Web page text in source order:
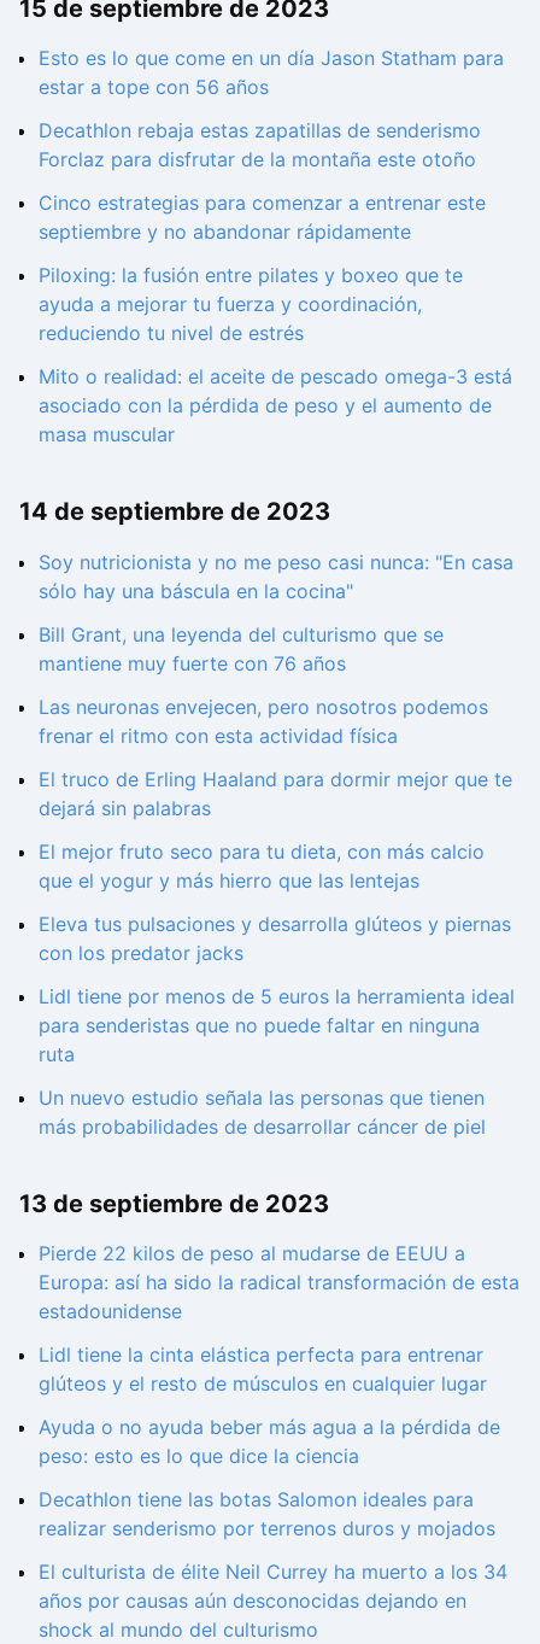
15 de septiembre de 2023
Esto es lo que come en un día Jason Statham para
estar a tope con 56 años
Decathlon rebaja estas zapatillas de senderismo
Forclaz para disfrutar de la montaña este otoño
Cinco estrategias para comenzar a entrenar este
septiembre y no abandonar rápidamente
Piloxing: la fusión entre pilates y boxeo que te
ayuda a mejorar tu fuerza y coordinación,
reduciendo tu nivel de estrés
Mito o realidad: el aceite de pescado omega-3 está
asociado con la pérdida de peso y el aumento de
masa muscular
14 de septiembre de 2023
Soy nutricionista y no me peso casi nunca: "En casa
sólo hay una báscula en la cocina"
Bill Grant, una leyenda del culturismo que se
mantiene muy fuerte con 76 años
Las neuronas envejecen, pero nosotros podemos
frenar el ritmo con esta actividad física
El truco de Erling Haaland para dormir mejor que te
dejará sin palabras
El mejor fruto seco para tu dieta, con más calcio
que el yogur y más hierro que las lentejas
Eleva tus pulsaciones y desarrolla glúteos y piernas
con los predator jacks
Lidl tiene por menos de 5 euros la herramienta ideal
para senderistas que no puede faltar en ninguna
ruta
Un nuevo estudio señala las personas que tienen
más probabilidades de desarrollar cáncer de piel
13 de septiembre de 2023
Pierde 22 kilos de peso al mudarse de EEUU a
Europa: así ha sido la radical transformación de esta
estadounidense
Lidl tiene la cinta elástica perfecta para entrenar
glúteos y el resto de músculos en cualquier lugar
Ayuda o no ayuda beber más agua a la pérdida de
peso: esto es lo que dice la ciencia
Decathlon tiene las botas Salomon ideales para
realizar senderismo por terrenos duros y mojados
El culturista de élite Neil Currey ha muerto a los 34
años por causas aún desconocidas dejando en
shock al mundo del culturismo